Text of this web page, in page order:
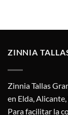
ZINNIA
Zinnia Tallas
en Elda, Alicante,
Para facilitar la